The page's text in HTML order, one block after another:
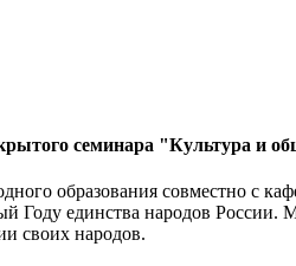
семинара "Культура и
образования совместно с
единства народов России.
своих народов.